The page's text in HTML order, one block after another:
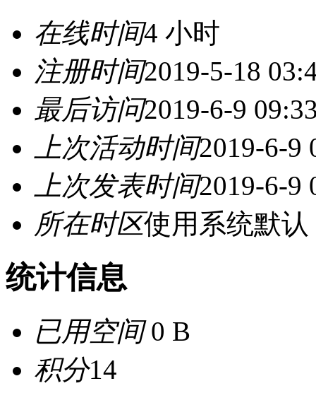
在线时间4 小时
注册时间2019-5-18
最后访问2019-6-9
上次活动时间2019-6-9
上次发表时间2019-6-9
所在时区使用系统默认
统计信息
已用空间0 B
积分14